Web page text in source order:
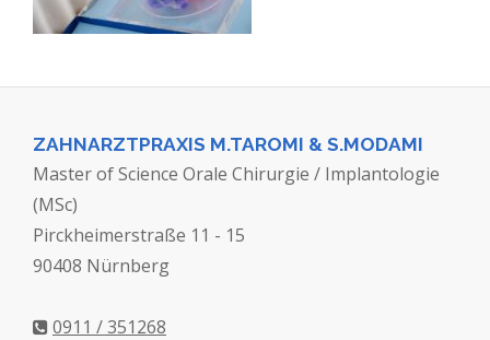
ZAHNARZTPRAXIS M.TAROMI & S.MODAMI
Master of Science Orale Chirurgie / Implantologie
(MSc)
Pirckheimerstraße 11 - 15
90408 Nürnberg
0911 / 351268